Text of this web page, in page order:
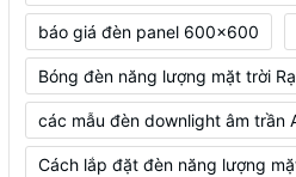
báo giá đèn panel 600x600
Bóng đèn năng lượng mặt trời
các mẫu đèn downlight âm trần
Cách lắp đặt đèn năng lượng